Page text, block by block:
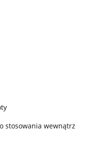
stosowania wewnątrz